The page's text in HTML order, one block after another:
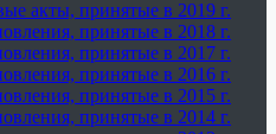
акты, принятые в 2019 г.
принятые в 2018 г.
принятые в 2017 г.
принятые в 2016 г.
принятые в 2015 г.
принятые в 2014 г.